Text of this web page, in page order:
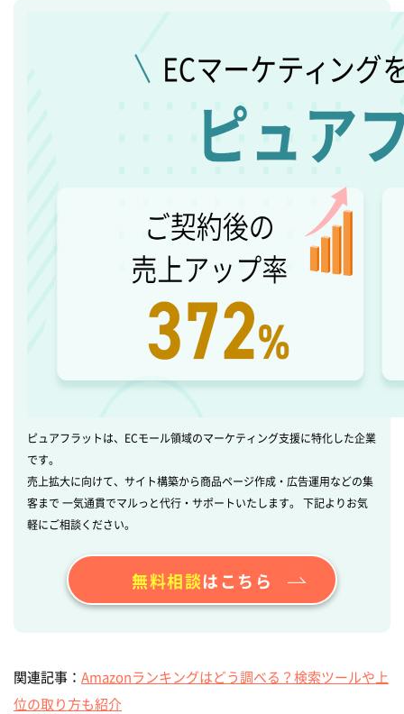
ピュアフラットは、ECモール領域のマーケティング支援に特化した企業
です。
売上拡大に向けて、サイト構築から商品ページ作成・広告運用などの集
客まで 一気通貫でマルっと代行・サポートいたします。 下記よりお気
軽にご相談ください。
無料相談はこちら
関連記事： Amazonランキングはどう調べる？検索ツールや上
位の取り方も紹介